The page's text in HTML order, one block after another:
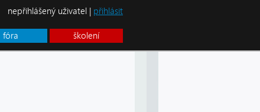
fóra školení
nepřihlášený uživatel | přihlásit